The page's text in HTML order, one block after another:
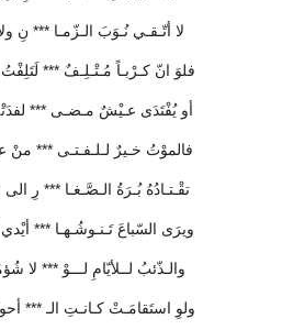
لا أتّـقـي نُـوَبَ الـزّمـا *** نِ
فلوَ انّ كـرْبـاً مُـتْـلِـفٌ ***
أو يُفْتَدَى عـيْشٌ مـضـى ***
فالموْتُ خـيرٌ لـلـفـتـى *** منْ
تقْـتـادُهُ بُـرَةُ الـصَّـغـا *** رِ
ويرَى السّباعَ تَـنـوشُـهـا ***
والـذّئبُ لــلأيّامِ لـــوْ *** لا
ولوِ استَقامَـتْ كـانـتِ الـ ***